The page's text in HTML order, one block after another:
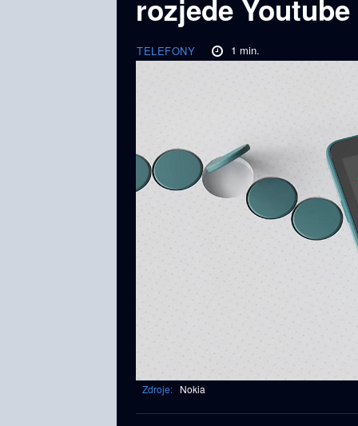
rozjede
TELEFONY 1 min.
Zdroje: Nokia